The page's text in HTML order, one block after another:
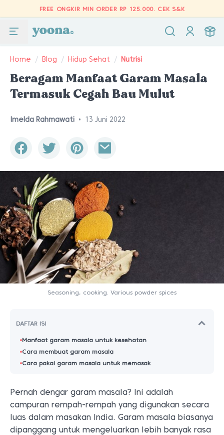
FREE ONGKIR MIN ORDER RP 125.000. CEK S&K
Home / Blog / Hidup Sehat / Nutrisi
Beragam Manfaat Garam Masala
Termasuk Cegah Bau Mulut
Imelda Rahmawati • 13 Juni 2022
Seasoning, cooking. Various powder spices
DAFTAR ISI
Manfaat garam masala untuk kesehatan
Cara membuat garam masala
Cara pakai garam masala untuk memasak
Pernah dengar garam masala? Ini adalah
campuran rempah-rempah yang digunakan secara
luas dalam masakan India. Garam masala biasanya
dipanggang untuk mengeluarkan lebih banyak rasa